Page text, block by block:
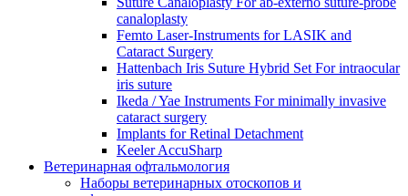
canaloplasty
Femto Laser-Instruments for LASIK and
Cataract Surgery
Hattenbach Iris Suture Hybrid Set For intraocular
iris suture
Ikeda / Yae Instruments For minimally invasive
cataract surgery
Implants for Retinal Detachment
Keeler AccuSharp
Ветеринарная офтальмология
Наборы ветеринарных отоскопов и